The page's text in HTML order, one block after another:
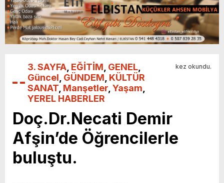
3. SAYFA EĞİTİM GENEL
Güncel GÜNDEM KÜLTÜR
SANAT Manşetler Yaşam
YEREL HABERLER
kez okundu.
Doç.Dr.Necati Demir
Afşin’de Öğrencilerle
buluştu.